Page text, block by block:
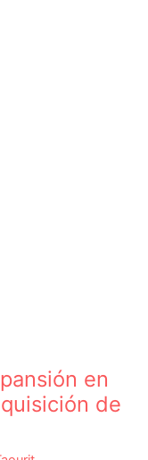
en
de